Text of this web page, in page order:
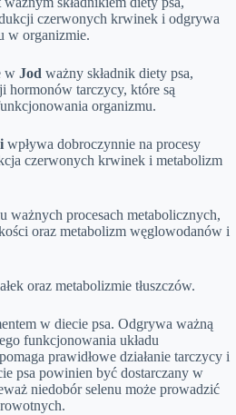
czerwonych krwinek i odgrywa
w organizmie.
w Jod ważny składnik diety psa,
hormonów tarczycy, które są
organizmu.
wpływa dobroczynnie na procesy
czerwonych krwinek i metabolizm
ważnych procesach metabolicznych,
oraz metabolizm węglowodanów i
oraz metabolizmie tłuszczów.
w diecie psa. Odgrywa ważną
funkcjonowania układu
prawidłowe działanie tarczycy i
psa powinien być dostarczany w
niedobór selenu może prowadzić